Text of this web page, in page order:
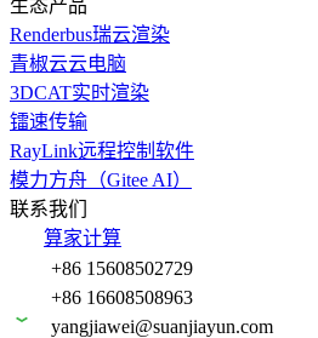
生态产品
Renderbus瑞云渲染
青椒云云电脑
3DCAT实时渲染
镭速传输
RayLink远程控制软件
模力方舟（Gitee AI）
联系我们
算家计算
+86 15608502729
+86 16608508963
yangjiawei@suanjiayun.com